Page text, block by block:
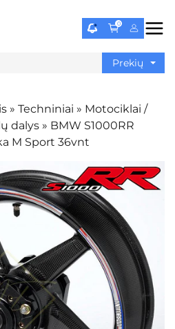
0
» Techniniai » Motociklai /
dalys » BMW S1000RR
M Sport 36vnt